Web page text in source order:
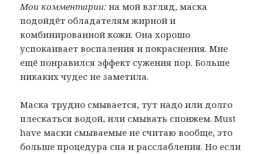
Мои комментарии: на мой взгляд, маска
подойдёт обладателям жирной и
комбинированной кожи. Она хорошо
успокаивает воспаления и покраснения. Мне
ещё понравился эффект сужения пор. Больше
никаких чудес не заметила.
Маска трудно смывается, тут надо или долго
плескаться водой, или смывать спонжем. Must
have маски смываемые не считаю вообще, это
больше процедура спа и расслабления. Но если